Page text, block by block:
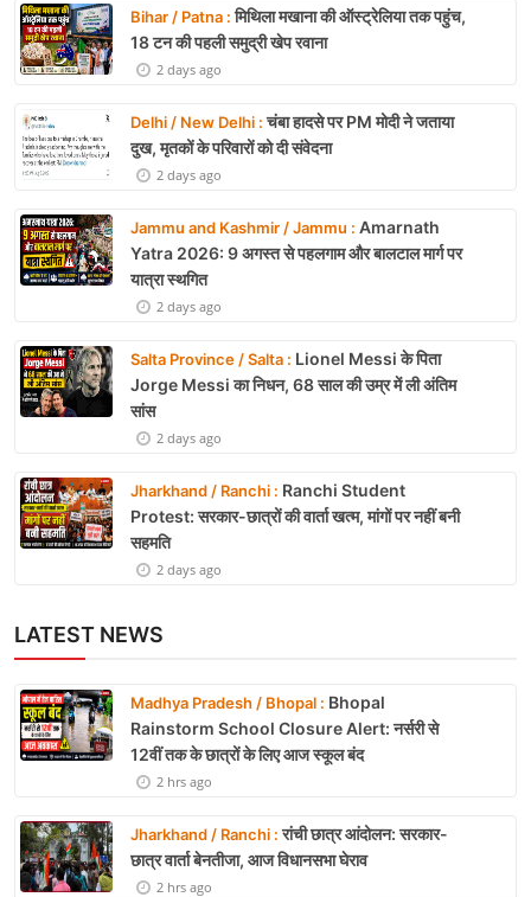
Bihar / Patna :मिथिला मखाना की ऑस्ट्रेलिया तक पहुंच,
18 टन की पहली समुद्री खेप रवाना
2 days ago
Delhi / New Delhi :चंबा हादसे पर PM मोदी ने जताया
दुख, मृतकों के परिवारों को दी संवेदना
2 days ago
Jammu and Kashmir / Jammu : Amarnath
Yatra 2026: 9 अगस्त से पहलगाम और बालटाल मार्ग पर
यात्रा स्थगित
2 days ago
Salta Province / Salta : Lionel Messi के पिता
Jorge Messi का निधन, 68 साल की उम्र में ली अंतिम
सांस
2 days ago
Jharkhand / Ranchi : Ranchi Student
Protest: सरकार-छात्रों की वार्ता खत्म, मांगों पर नहीं बनी
सहमति
2 days ago
LATEST NEWS
Madhya Pradesh / Bhopal : Bhopal
Rainstorm School Closure Alert: नर्सरी से
12वीं तक के छात्रों के लिए आज स्कूल बंद
2 hrs ago
Jharkhand / Ranchi :रांची छात्र आंदोलन: सरकार-
छात्र वार्ता बेनतीजा, आज विधानसभा घेराव
2 hrs ago